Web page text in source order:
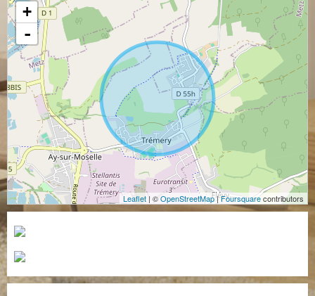
+
-
Leaflet | ©OpenStreetMap|Foursquarecontributors